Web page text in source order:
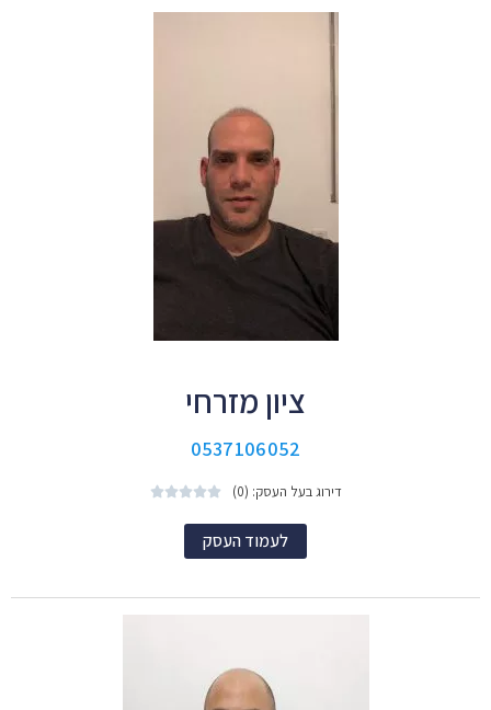
ציון מזרחי
0537106052
דירוג בעל העסק: (0) 




לעמוד העסק